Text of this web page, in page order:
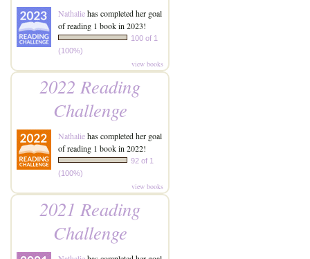
Nathaliehas completed her goal
of reading 1 book in 2023!
100 of 1
(100%)
view books
2022 Reading
Challenge
Nathaliehas completed her goal
of reading 1 book in 2022!
92 of 1
(100%)
view books
2021 Reading
Challenge